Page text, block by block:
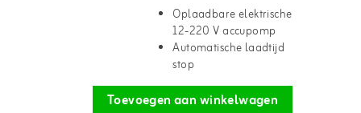
Oplaadbare elektrische
12-220 V accupomp
Automatische laadtijd
stop
Toevoegen aan winkelwagen